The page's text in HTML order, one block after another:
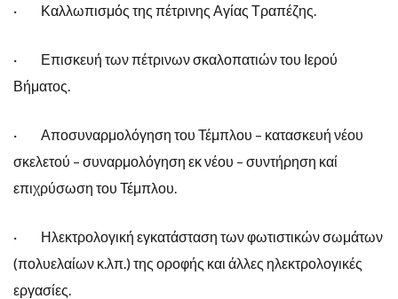
· Καλλωπισμός της πέτρινης Αγίας Τραπέζης.
· Επισκευή των πέτρινων σκαλοπατιών του Ιερού
Βήματος.
· Αποσυναρμολόγηση του Τέμπλου – κατασκευή νέου
σκελετού – συναρμολόγηση εκ νέου – συντήρηση καί
επιχρύσωση του Τέμπλου.
· Ηλεκτρολογική εγκατάσταση των φωτιστικών σωμάτων
(πολυελαίων κ.λπ.) της οροφής και άλλες ηλεκτρολογικές
εργασίες.